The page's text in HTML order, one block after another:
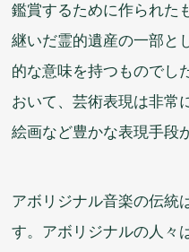
鑑賞するために作られた
継いだ霊的遺産の一部 と
的な意味を持つものでし
おいて、芸術表現は非常
絵画など豊かな表現手段
アボリジナル音楽の伝統
す。アボリジナルの人々